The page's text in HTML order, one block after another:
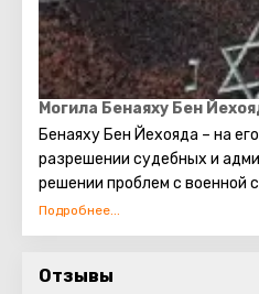
Могила Бенаяху Бен
Бенаяху Бен Йехояда – на
разрешении судебных и
решении проблем с военной
этом месте просят помочь
которые раньше считались
Отзывы